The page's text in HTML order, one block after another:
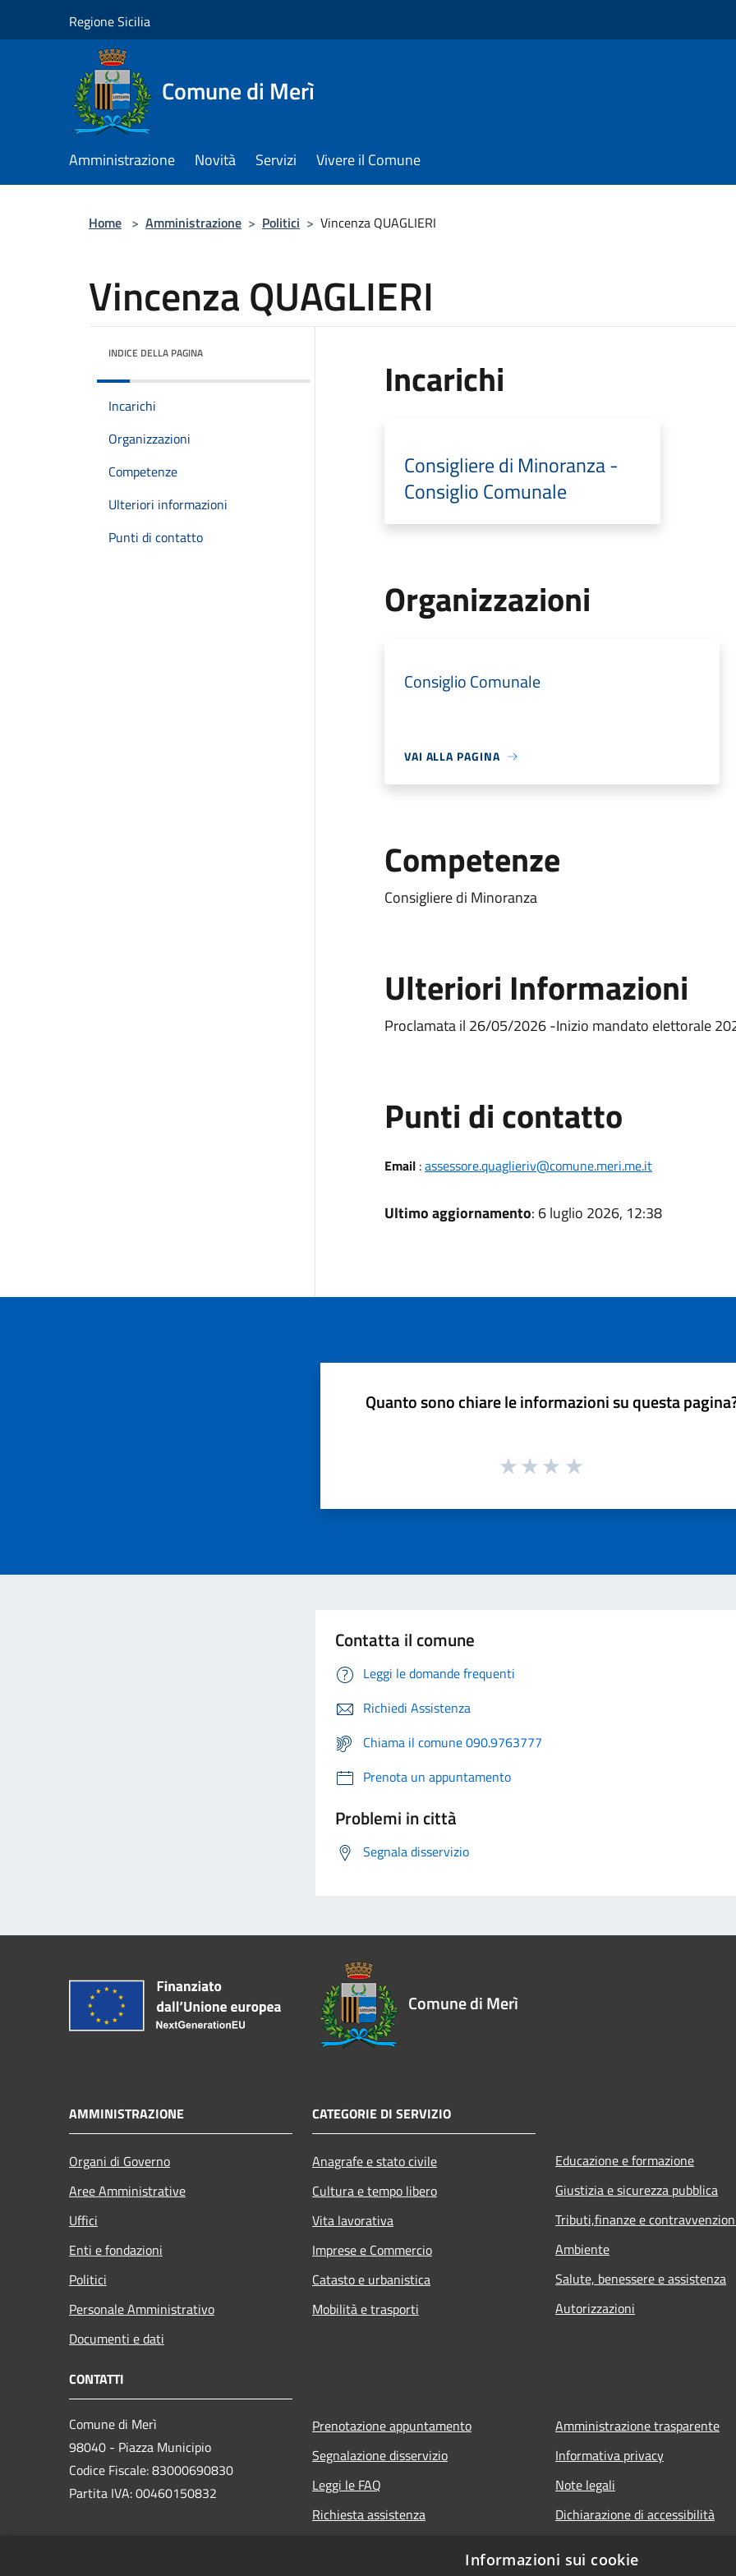
Regione Sicilia
Comune di Merì
Amministrazione Novità Servizi Vivere il Comune
Home > Amministrazione > Politici > Vincenza QUAGLIERI
Vincenza QUAGLIERI
INDICE DELLA PAGINA
Incarichi
Organizzazioni
Competenze
Ulteriori informazioni
Punti di contatto
Incarichi
Consigliere di Minoranza -
Consiglio Comunale
Organizzazioni
Consiglio Comunale
VAI ALLA PAGINA
Competenze
Consigliere di Minoranza
Ulteriori Informazioni
Proclamata il 26/05/2026 -Inizio mandato elettorale
Punti di contatto
Email:assessore.quaglieriv@comune.meri.me.it
Ultimo aggiornamento: 6 luglio 2026, 12:38
Quanto sono chiare le informazioni su questa
Contatta il comune
Leggi le domande frequenti
Richiedi Assistenza
Chiama il comune 090.9763777
Prenota un appuntamento
Problemi in città
Segnala disservizio
Comune di Merì
AMMINISTRAZIONE
Organi di Governo
Aree Amministrative
Uffici
Enti e fondazioni
Politici
Personale Amministrativo
Documenti e dati
CATEGORIE DI SERVIZIO
Anagrafe e stato civile
Cultura e tempo libero
Vita lavorativa
Imprese e Commercio
Catasto e urbanistica
Mobilità e trasporti
Educazione e formazione
Giustizia e sicurezza pubblica
Tributi,finanze e
Ambiente
Salute, benessere e assistenza
Autorizzazioni
CONTATTI
Comune di Merì
98040 - Piazza Municipio
Codice Fiscale: 83000690830
Partita IVA: 00460150832
Prenotazione appuntamento
Segnalazione disservizio
Leggi le FAQ
Richiesta assistenza
Amministrazione trasparente
Informativa privacy
Note legali
Dichiarazione di accessibilità
Informazioni sui cookie